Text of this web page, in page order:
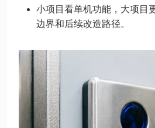
小项目看单机功能，大项目
边界和后续改造路径。